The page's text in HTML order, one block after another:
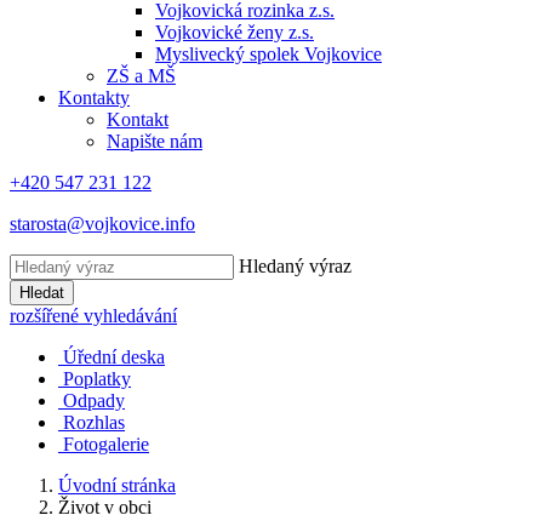
Vojkovická rozinka z.s.
Vojkovické ženy z.s.
Myslivecký spolek Vojkovice
ZŠ a MŠ
Kontakty
Kontakt
Napište nám
+420 547 231 122
starosta@vojkovice.info
Hledaný výraz
Hledat
rozšířené vyhledávání
Úřední deska
Poplatky
Odpady
Rozhlas
Fotogalerie
Úvodní stránka
Život v obci